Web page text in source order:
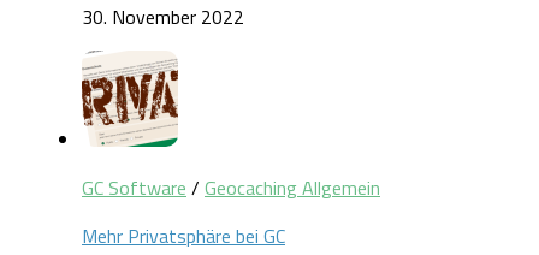
30. November 2022
GC Software / Geocaching Allgemein
Mehr Privatsphäre bei GC